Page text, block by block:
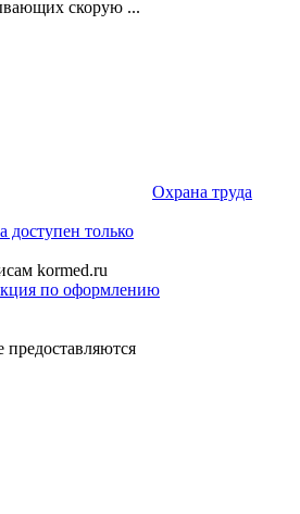
скорую ...
Охрана труда
доступен только
kormed.ru
по оформлению